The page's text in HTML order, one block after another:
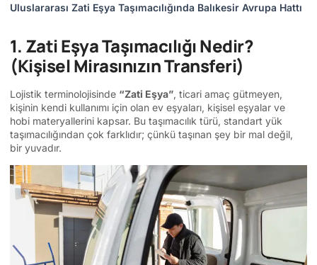
Uluslararası Zati Eşya Taşımacılığında Balıkesir Avrupa Hattı
1. Zati Eşya Taşımacılığı Nedir?
(Kişisel Mirasınızın Transferi)
Lojistik terminolojisinde “Zati Eşya”, ticari amaç gütmeyen,
kişinin kendi kullanımı için olan ev eşyaları, kişisel eşyalar ve
hobi materyallerini kapsar. Bu taşımacılık türü, standart yük
taşımacılığından çok farklıdır; çünkü taşınan şey bir mal değil,
bir yuvadır.